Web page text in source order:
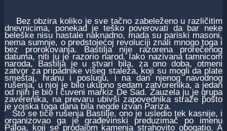
Bez obzira koliko je sve tačno zabeleženo u različitim
dnevnicima, ponekad je teško poverovati da bar neke
beleške nisu nastale naknadno, mada su pariski masoni,
nema sumnje, o predstojećoj revoluciji znali mnogo toga i
bez prorokovanja. Bastilja nije razorena prorečenog
datuma, niti ju je razorio narod. Iako nazivana tamnicom
naroda, Bastilja je u stvari bila, za ono doba, otmeni
zatvor za pripadnike višeg staleža, koji su mogli da plate
smeštaj, hranu i poslugu, i na dan njenog navodnog
rušenja, u njoj je bilo ukupno sedam zatvorenika, a jedan
od njih je bio i čuveni markiz De Sad. Zauzela ju je grupa
zaverenika, na prevaru ubivši zapovednika straže pošto
je vojska toga dana bila negde izvan Pariza.
Što se tiče rušenja Bastilje, ono je usledio tek kasnije, i
organizovao ga je građevinski preduzimač po imenu
Paloa, koji se prodajom kamenja strahovito obogatio. A